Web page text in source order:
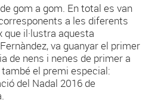
gom a gom. En total es van
a les diferents
il·lustra aquesta
va guanyar el primer
de nens i nenes de primer a
el premi especial:
del Nadal 2016 de